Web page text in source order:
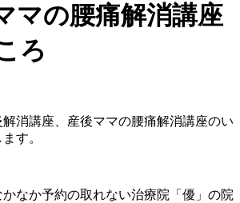
マの腰痛解消講座
ろ
消講座、 産後ママの腰痛解消講座のい
す。
なか予約の取れない治療院「優」の院